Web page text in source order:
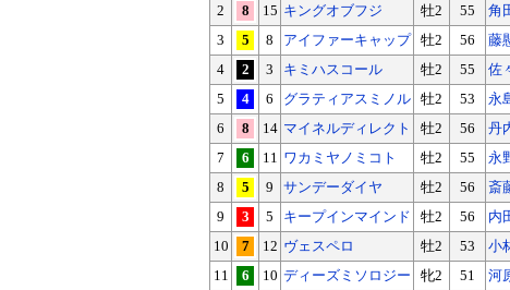
2
8 15 キングオブフジ 牡2 55 角
3
5 8 アイファーキャップ 牡2 56 藤
4
2 3 キミハスコール 牡2 55 佐
5
4 6 グラティアスミノル 牡2 53 永
6
8 14 マイネルディレクト 牡2 56 丹
7
6 11 ワカミヤノミコト 牡2 55 永
8
5 9 サンデーダイヤ 牡2 56 斎
9
3 5 キープインマインド 牡2 56 内
10
7 12 ヴェスペロ 牡2 53 小
11
6 10 ディーズミソロジー 牝2 51 河